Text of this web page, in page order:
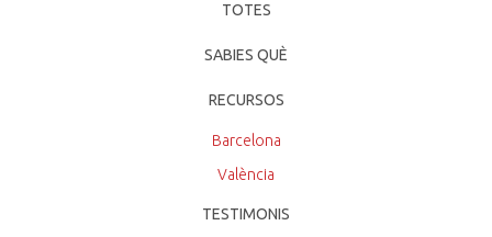
TOTES
SABIES QUÈ
RECURSOS
Barcelona
València
TESTIMONIS